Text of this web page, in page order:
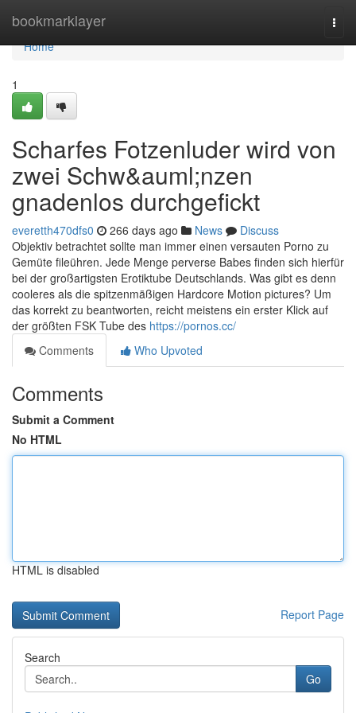
bookmarklayer
Home
Home
1
Scharfes Fotzenluder wird von
zwei Schw&auml;nzen
gnadenlos durchgefickt
everetth470dfs0 266 days ago News
Discuss
Objektiv betrachtet sollte man immer einen versauten Porno zu
Gemüte fileühren. Jede Menge perverse Babes finden sich hierfür
bei der großartigsten Erotiktube Deutschlands. Was gibt es denn
cooleres als die spitzenmäßigen Hardcore Motion pictures? Um
das korrekt zu beantworten, reicht meistens ein erster Klick auf
der größten FSK Tube des https://pornos.cc/
Comments
Who Upvoted
Comments
Submit a Comment
No HTML
HTML is disabled
Report Page
Search
Go